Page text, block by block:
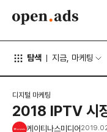
탐색 지금, 마케팅
디지털 마케팅
2018 IPTV 시
케이티나스미디어